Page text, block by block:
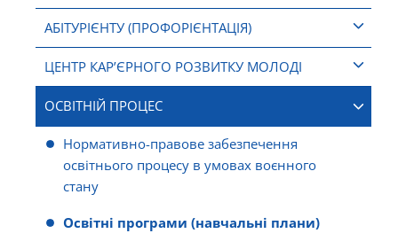
АБІТУРІЄНТУ (ПРОФОРІЄНТАЦІЯ)
ЦЕНТР КАР’ЄРНОГО РОЗВИТКУ МОЛОДІ
ОСВІТНІЙ ПРОЦЕС
Нормативно-правове забезпечення
освітнього процесу в умовах воєнного
стану
Освітні програми (навчальні плани)